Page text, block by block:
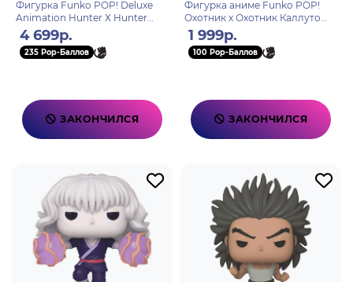
Фигурка Funko POP! Deluxe
Animation Hunter Х Hunter
Alluka Zoldyck (1728) 80349
4 699р.
235 Pop-Баллов
ЗАКОНЧИЛСЯ
Фигурка аниме Funko POP!
Охотник х Охотник Каллуто
Золдик
1 999р.
100 Pop-Баллов
ЗАКОНЧИЛСЯ